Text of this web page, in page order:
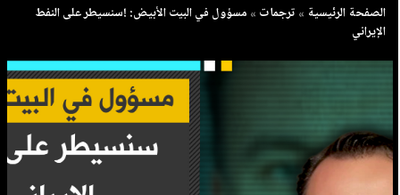
بحث متقدم
Breadcrumb
الصفحة الرئيسية ترجمات
مسؤول في البيت الأبيض: !سنسيطر على النفط
الإيراني